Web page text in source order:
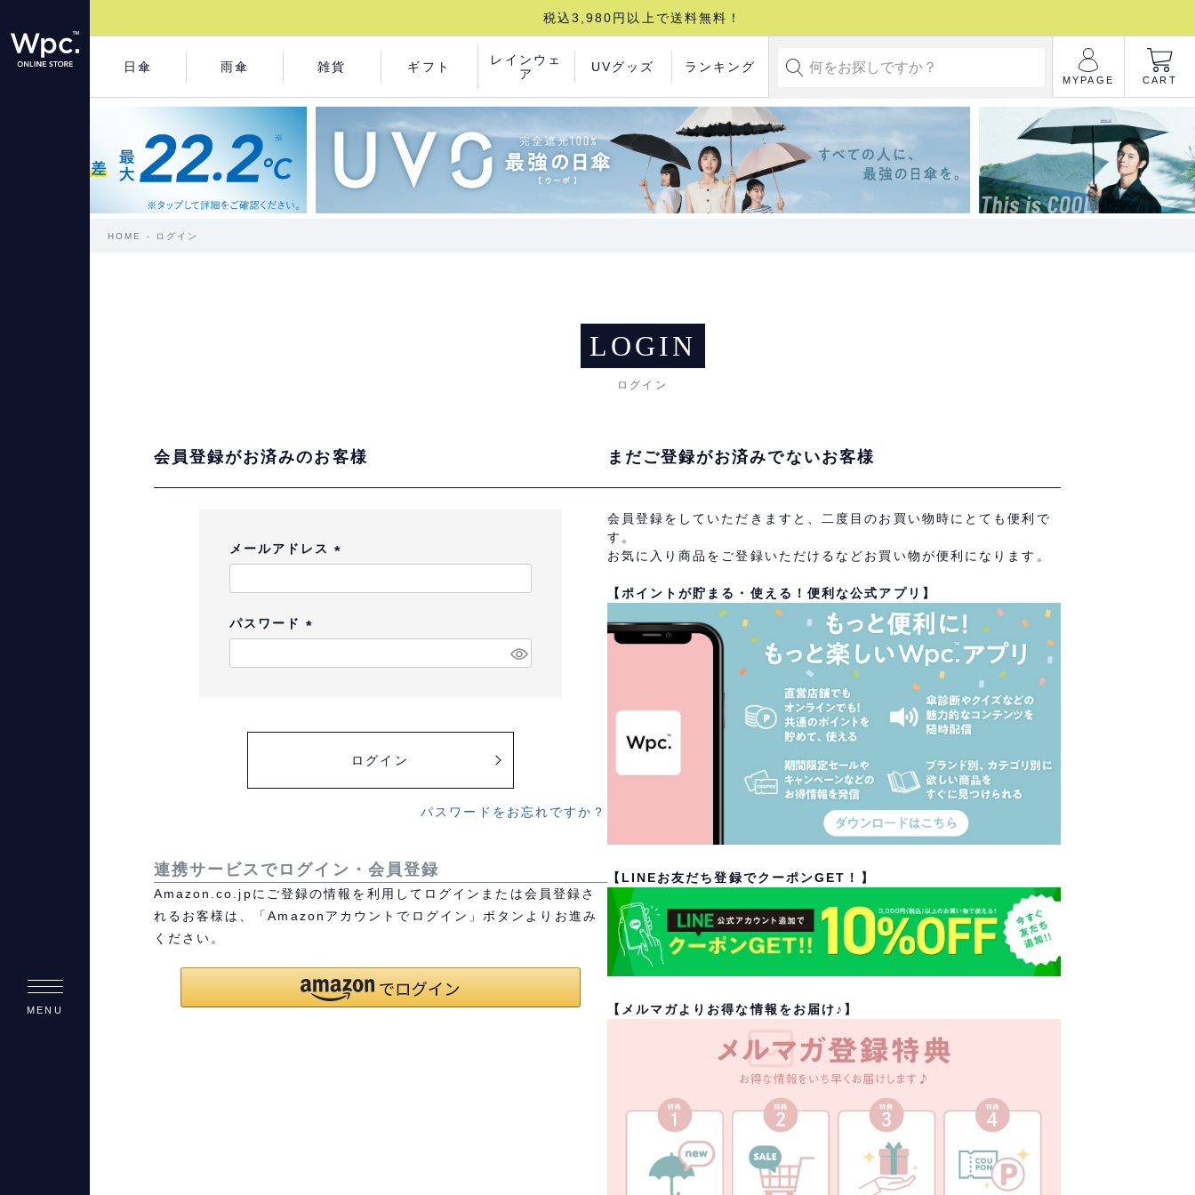
税込3,980円以上で送料無料！
日傘 雨傘 雑貨 ギフト
レインウェ
ア
UVグッズ ランキング
MYPAGE CART
HOME ログイン
LOGIN
ログイン
会員登録がお済みのお客様
メールアドレス
必
パスワード
必
ログイン
パスワードをお忘れですか？
連携サービスでログイン・会員登録
Amazon.co.jpにご登録の情報を利用してログインまたは会員登録さ
れるお客様は、「Amazonアカウントでログイン」ボタンよりお進み
ください。
まだご登録がお済みでないお客様
会員登録をしていただきますと、二度目のお買い物時にとても便利で
す。
お気に入り商品をご登録いただけるなどお買い物が便利になります。
【ポイントが貯まる・使える！便利な公式アプリ】
【LINEお友だち登録でクーポンGET！】
【メルマガよりお得な情報をお届け♪】
MENU